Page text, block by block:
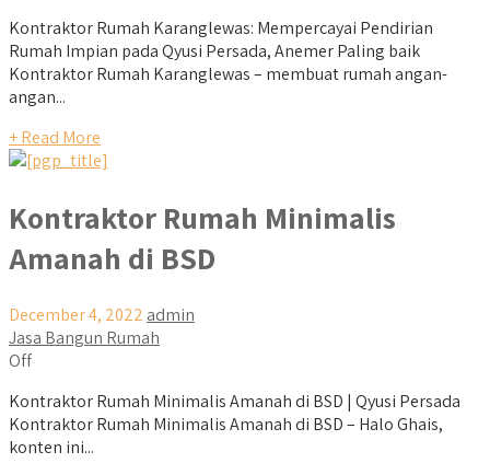
Kontraktor Rumah Karanglewas: Mempercayai Pendirian
Rumah Impian pada Qyusi Persada, Anemer Paling baik
Kontraktor Rumah Karanglewas – membuat rumah angan-
angan...
+ Read More
Kontraktor Rumah Minimalis
Amanah di BSD
December 4, 2022 admin
Jasa Bangun Rumah
Off
Kontraktor Rumah Minimalis Amanah di BSD | Qyusi Persada
Kontraktor Rumah Minimalis Amanah di BSD – Halo Ghais,
konten ini...